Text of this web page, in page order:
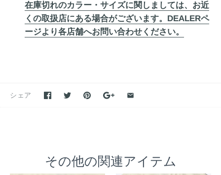
在庫切れのカラー・サイズに関しましては、お近
くの取扱店にある場合がございます。DEALERペ
ージより各店舗へお問い合わせください。
シェア
その他の関連アイテム